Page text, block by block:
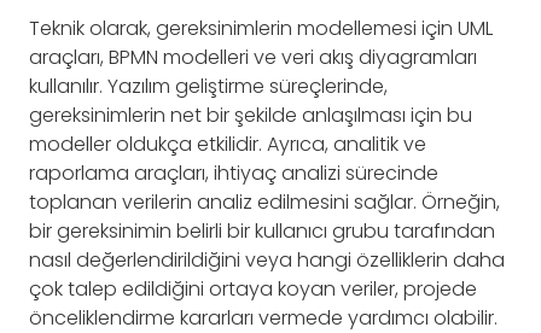
Teknik olarak, gereksinimlerin modellemesi için UML
araçları, BPMN modelleri ve veri akış diyagramları
kullanılır. Yazılım geliştirme süreçlerinde,
gereksinimlerin net bir şekilde anlaşılması için bu
modeller oldukça etkilidir. Ayrıca, analitik ve
raporlama araçları, ihtiyaç analizi sürecinde
toplanan verilerin analiz edilmesini sağlar. Örneğin,
bir gereksinimin belirli bir kullanıcı grubu tarafından
nasıl değerlendirildiğini veya hangi özelliklerin daha
çok talep edildiğini ortaya koyan veriler, projede
önceliklendirme kararları vermede yardımcı olabilir.